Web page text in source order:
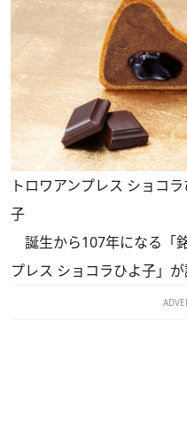
トロワアンプレス ショコ
子
誕生から107年になる「
プレス ショコラひよ子」が